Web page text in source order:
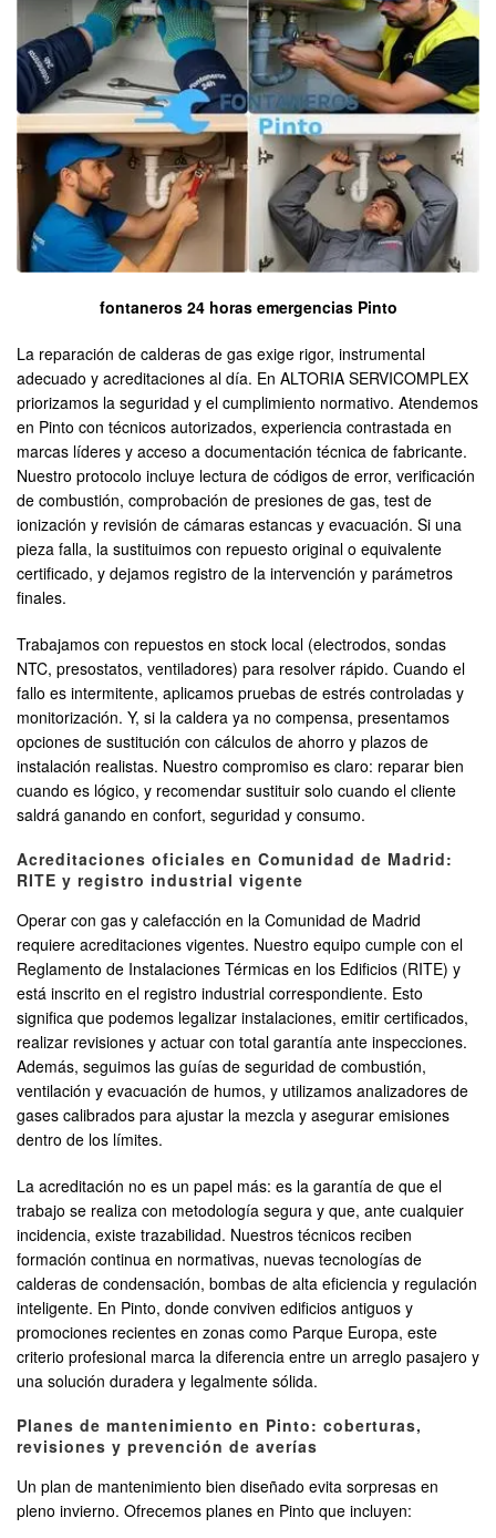
fontaneros 24 horas emergencias Pinto
La reparación de calderas de gas exige rigor, instrumental
adecuado y acreditaciones al día. En ALTORIA SERVICOMPLEX
priorizamos la seguridad y el cumplimiento normativo. Atendemos
en Pinto con técnicos autorizados, experiencia contrastada en
marcas líderes y acceso a documentación técnica de fabricante.
Nuestro protocolo incluye lectura de códigos de error, verificación
de combustión, comprobación de presiones de gas, test de
ionización y revisión de cámaras estancas y evacuación. Si una
pieza falla, la sustituimos con repuesto original o equivalente
certificado, y dejamos registro de la intervención y parámetros
finales.
Trabajamos con repuestos en stock local (electrodos, sondas
NTC, presostatos, ventiladores) para resolver rápido. Cuando el
fallo es intermitente, aplicamos pruebas de estrés controladas y
monitorización. Y, si la caldera ya no compensa, presentamos
opciones de sustitución con cálculos de ahorro y plazos de
instalación realistas. Nuestro compromiso es claro: reparar bien
cuando es lógico, y recomendar sustituir solo cuando el cliente
saldrá ganando en confort, seguridad y consumo.
Acreditaciones oficiales en Comunidad de Madrid:
RITE y registro industrial vigente
Operar con gas y calefacción en la Comunidad de Madrid
requiere acreditaciones vigentes. Nuestro equipo cumple con el
Reglamento de Instalaciones Térmicas en los Edificios (RITE) y
está inscrito en el registro industrial correspondiente. Esto
significa que podemos legalizar instalaciones, emitir certificados,
realizar revisiones y actuar con total garantía ante inspecciones.
Además, seguimos las guías de seguridad de combustión,
ventilación y evacuación de humos, y utilizamos analizadores de
gases calibrados para ajustar la mezcla y asegurar emisiones
dentro de los límites.
La acreditación no es un papel más: es la garantía de que el
trabajo se realiza con metodología segura y que, ante cualquier
incidencia, existe trazabilidad. Nuestros técnicos reciben
formación continua en normativas, nuevas tecnologías de
calderas de condensación, bombas de alta eficiencia y regulación
inteligente. En Pinto, donde conviven edificios antiguos y
promociones recientes en zonas como Parque Europa, este
criterio profesional marca la diferencia entre un arreglo pasajero y
una solución duradera y legalmente sólida.
Planes de mantenimiento en Pinto: coberturas,
revisiones y prevención de averías
Un plan de mantenimiento bien diseñado evita sorpresas en
pleno invierno. Ofrecemos planes en Pinto que incluyen: